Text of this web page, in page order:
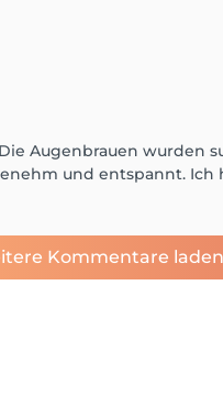
Augenbrauen wurden
und entspannt.
Kommentare laden